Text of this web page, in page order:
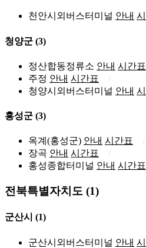
천안시외버스터미널 안내
청양군 (3)
정산합동정류소 안내 시간표
주정 안내 시간표
청양시외버스터미널 안내
홍성군 (3)
옥계(홍성군) 안내 시간표
장곡 안내 시간표
홍성종합터미널 안내 시간표
전북특별자치도 (1)
군산시 (1)
군산시외버스터미널 안내